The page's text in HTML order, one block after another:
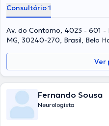
Consultório 1
Av. do Contorno, 4023 - 601 -
MG, 30240-270, Brasil, Belo
Ver
Fernando Sousa
Neurologista